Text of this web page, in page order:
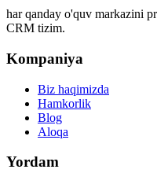
har qanday o'quv markazini
CRM tizim.
Kompaniya
Biz haqimizda
Hamkorlik
Blog
Aloqa
Yordam